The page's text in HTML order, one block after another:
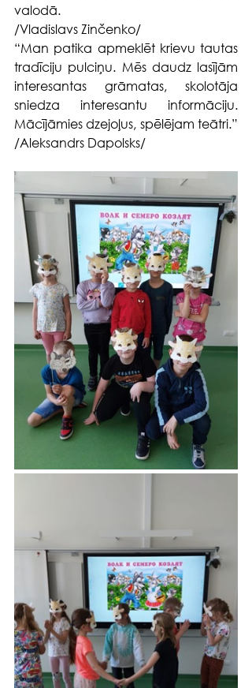
valodā.
/Vladislavs Zinčenko/
“Man patika apmeklēt krievu tautas
tradīciju pulciņu. Mēs daudz lasījām
interesantas grāmatas, skolotāja
sniedza interesantu informāciju.
Mācījāmies dzejoļus, spēlējam teātri.”
/Aleksandrs Dapolsks/